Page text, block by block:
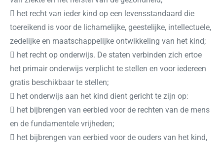
 het recht van ieder kind op een levensstandaard die
toereikend is voor de lichamelijke, geestelijke, intellectuele,
zedelijke en maatschappelijke ontwikkeling van het kind;
 het recht op onderwijs. De staten verbinden zich ertoe
het primair onderwijs verplicht te stellen en voor iedereen
gratis beschikbaar te stellen;
 het onderwijs aan het kind dient gericht te zijn op:
 het bijbrengen van eerbied voor de rechten van de mens
en de fundamentele vrijheden;
 het bijbrengen van eerbied voor de ouders van het kind,